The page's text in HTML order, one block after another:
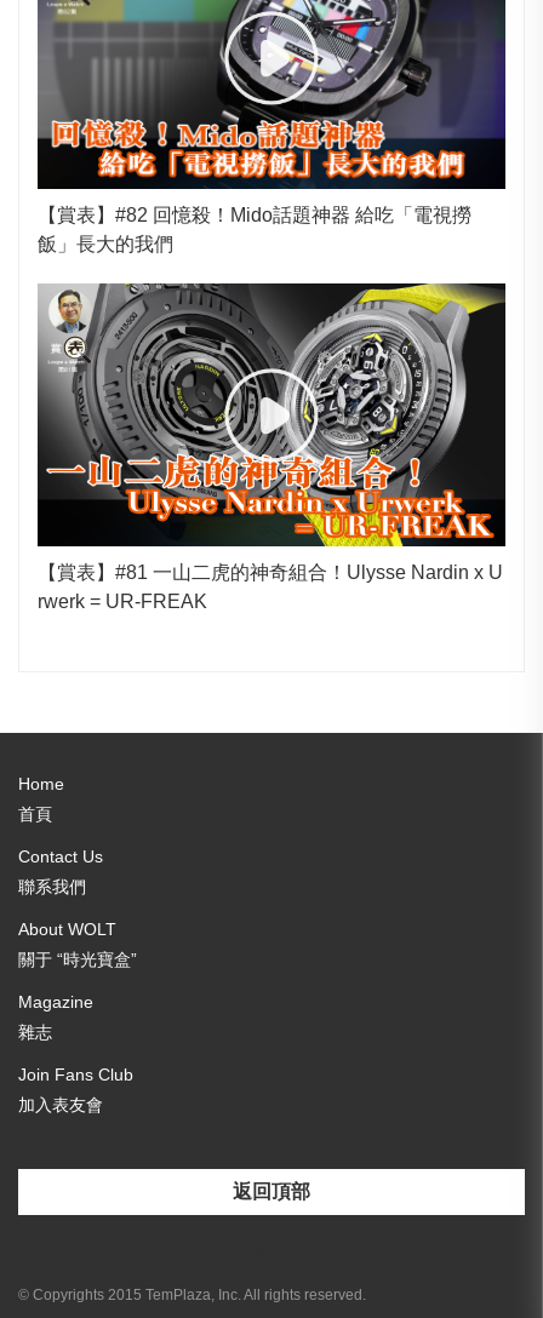
【賞表】#82 回憶殺！Mido話題神器 給吃「電視撈
飯」長大的我們
【賞表】#81 一山二虎的神奇組合！Ulysse Nardin x U
rwerk = UR-FREAK
Home
首頁
Contact Us
聯系我們
About WOLT
關于 “時光寶盒”
Magazine
雜志
Join Fans Club
加入表友會
返回頂部
© Copyrights 2015 TemPlaza, Inc. All rights reserved.